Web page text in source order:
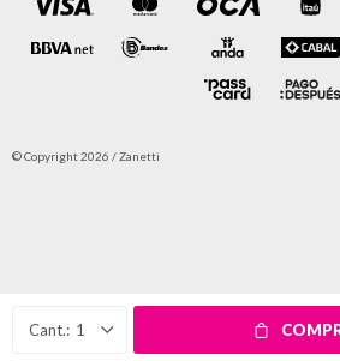
1
© Copyright 2026 / Zanetti